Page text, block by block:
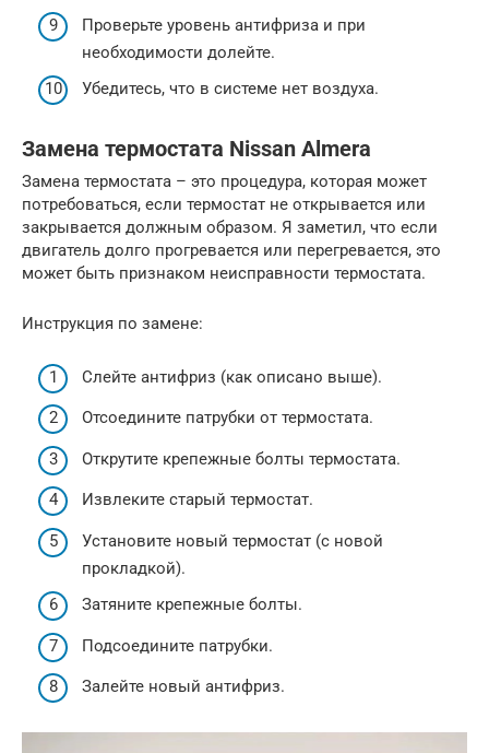
Проверьте уровень антифриза и при
необходимости долейте.
Убедитесь, что в системе нет воздуха.
Замена термостата Nissan Almera
Замена термостата – это процедура, которая может
потребоваться, если термостат не открывается или
закрывается должным образом. Я заметил, что если
двигатель долго прогревается или перегревается, это
может быть признаком неисправности термостата.
Инструкция по замене:
Слейте антифриз (как описано выше).
Отсоедините патрубки от термостата.
Открутите крепежные болты термостата.
Извлеките старый термостат.
Установите новый термостат (с новой
прокладкой).
Затяните крепежные болты.
Подсоедините патрубки.
Залейте новый антифриз.